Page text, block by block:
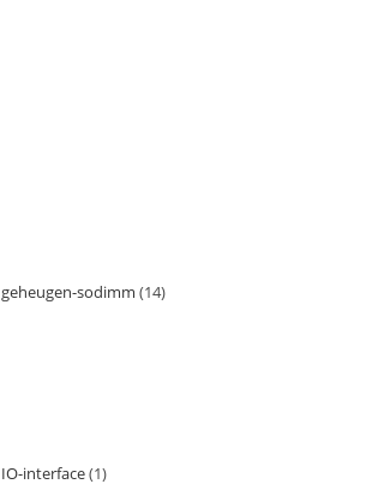
geheugen-sodimm 14
IO-interface 1